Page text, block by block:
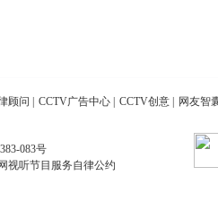
顾问 CCTV广告中心 CCTV创意 网友智
083号
视听节目服务自律公约